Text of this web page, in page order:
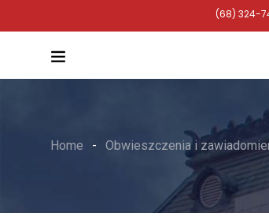
(68) 324-
Home Obwieszczenia i